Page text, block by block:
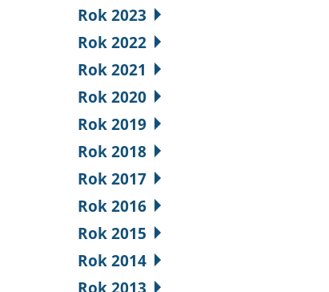
Rok 2023
Rok 2022
Rok 2021
Rok 2020
Rok 2019
Rok 2018
Rok 2017
Rok 2016
Rok 2015
Rok 2014
Rok 2013